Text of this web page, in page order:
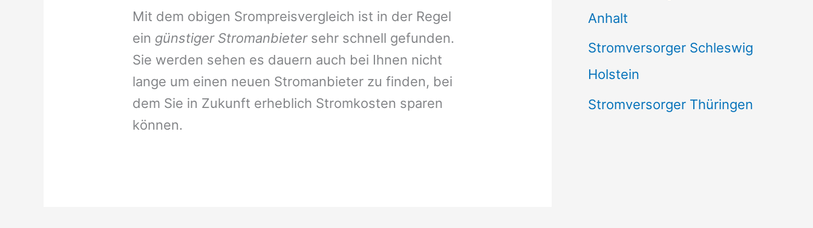
Mit dem obigen Srompreisvergleich ist in der Regel
ein günstiger Stromanbietersehr schnell gefunden.
Sie werden sehen es dauern auch bei Ihnen nicht
lange um einen neuen Stromanbieter zu finden, bei
dem Sie in Zukunft erheblich Stromkosten sparen
können.
Anhalt
Stromversorger Schleswig
Holstein
Stromversorger Thüringen